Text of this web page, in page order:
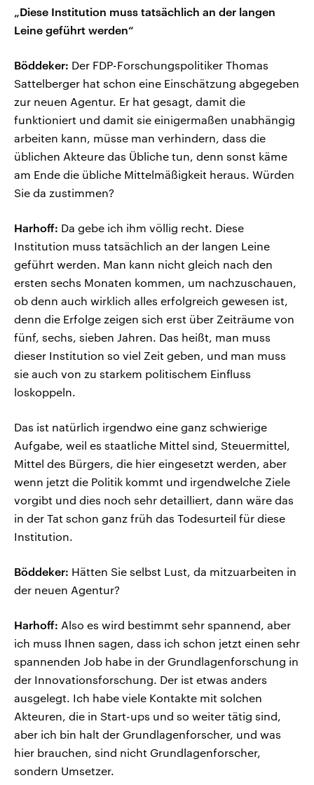
„Diese Institution muss tatsächlich an der langen
Leine geführt werden“
Böddeker: Der FDP-Forschungspolitiker Thomas
Sattelberger hat schon eine Einschätzung abgegeben
zur neuen Agentur. Er hat gesagt, damit die
funktioniert und damit sie einigermaßen unabhängig
arbeiten kann, müsse man verhindern, dass die
üblichen Akteure das Übliche tun, denn sonst käme
am Ende die übliche Mittelmäßigkeit heraus. Würden
Sie da zustimmen?
Harhoff: Da gebe ich ihm völlig recht. Diese
Institution muss tatsächlich an der langen Leine
geführt werden. Man kann nicht gleich nach den
ersten sechs Monaten kommen, um nachzuschauen,
ob denn auch wirklich alles erfolgreich gewesen ist,
denn die Erfolge zeigen sich erst über Zeiträume von
fünf, sechs, sieben Jahren. Das heißt, man muss
dieser Institution so viel Zeit geben, und man muss
sie auch von zu starkem politischem Einfluss
loskoppeln.
Das ist natürlich irgendwo eine ganz schwierige
Aufgabe, weil es staatliche Mittel sind, Steuermittel,
Mittel des Bürgers, die hier eingesetzt werden, aber
wenn jetzt die Politik kommt und irgendwelche Ziele
vorgibt und dies noch sehr detailliert, dann wäre das
in der Tat schon ganz früh das Todesurteil für diese
Institution.
Böddeker: Hätten Sie selbst Lust, da mitzuarbeiten in
der neuen Agentur?
Harhoff: Also es wird bestimmt sehr spannend, aber
ich muss Ihnen sagen, dass ich schon jetzt einen sehr
spannenden Job habe in der Grundlagenforschung in
der Innovationsforschung. Der ist etwas anders
ausgelegt. Ich habe viele Kontakte mit solchen
Akteuren, die in Start-ups und so weiter tätig sind,
aber ich bin halt der Grundlagenforscher, und was
hier brauchen, sind nicht Grundlagenforscher,
sondern Umsetzer.